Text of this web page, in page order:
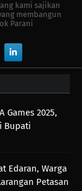
kami sajikan
membangun
Parani
Games 2025,
Bupati
Edaran, Warga
Petasan